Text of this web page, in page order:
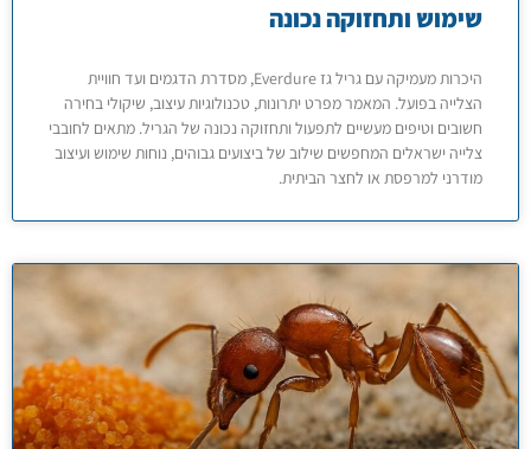
שימוש ותחזוקה נכונה
היכרות מעמיקה עם גריל גז Everdure, מסדרת הדגמים ועד חוויית
הצלייה בפועל. המאמר מפרט יתרונות, טכנולוגיות עיצוב, שיקולי בחירה
חשובים וטיפים מעשיים לתפעול ותחזוקה נכונה של הגריל. מתאים לחובבי
צלייה ישראלים המחפשים שילוב של ביצועים גבוהים, נוחות שימוש ועיצוב
מודרני למרפסת או לחצר הביתית.